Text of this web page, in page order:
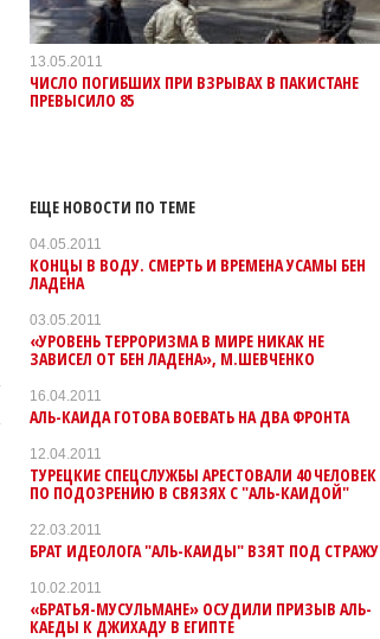
13.05.2011
ЧИСЛО ПОГИБШИХ ПРИ ВЗРЫВАХ В ПАКИСТАНЕ
ПРЕВЫСИЛО 85
ЕЩЕ НОВОСТИ ПО ТЕМЕ
04.05.2011
КОНЦЫ В ВОДУ. СМЕРТЬ И ВРЕМЕНА УСАМЫ БЕН
ЛАДЕНА
03.05.2011
«УРОВЕНЬ ТЕРРОРИЗМА В МИРЕ НИКАК НЕ
ЗАВИСЕЛ ОТ БЕН ЛАДЕНА», М.ШЕВЧЕНКО
16.04.2011
АЛЬ-КАИДА ГОТОВА ВОЕВАТЬ НА ДВА ФРОНТА
12.04.2011
ТУРЕЦКИЕ СПЕЦСЛУЖБЫ АРЕСТОВАЛИ 40 ЧЕЛОВЕК
ПО ПОДОЗРЕНИЮ В СВЯЗЯХ С "АЛЬ-КАИДОЙ"
22.03.2011
БРАТ ИДЕОЛОГА "АЛЬ-КАИДЫ" ВЗЯТ ПОД СТРАЖУ
10.02.2011
«БРАТЬЯ-МУСУЛЬМАНЕ» ОСУДИЛИ ПРИЗЫВ АЛЬ-
КАЕДЫ К ДЖИХАДУ В ЕГИПТЕ